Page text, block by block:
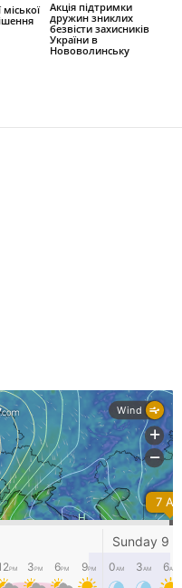
Акція підтримки
дружин зниклих
безвісти захисників
України в
Нововолинську